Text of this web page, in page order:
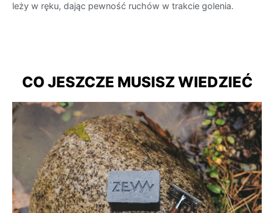
leży w ręku, dając pewność ruchów w trakcie golenia.
CO JESZCZE MUSISZ WIEDZIEĆ